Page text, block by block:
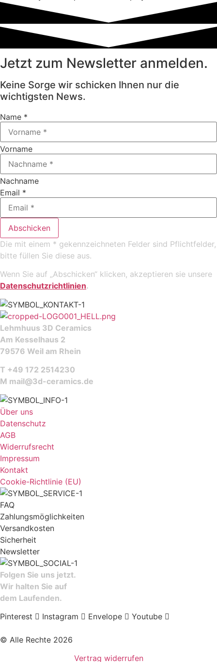
Jetzt zum Newsletter anmelden.
Keine Sorge wir schicken Ihnen nur die
wichtigsten News.
Name *
Vorname
Nachname
Email *
Abschicken
Die mit einem * gekennzeichneten Felder sind Pflichtfelder,
bitte füllen Sie diese aus.
Wenn Sie auf „Abschicken“ klicken, akzeptieren sie unsere
Datenschutzrichtlinien.
Lehmhuus 3D Ceramics
Am Kesselhaus 2
79576 Weil am Rhein
T +49 172 2514230
M mail@3d-ceramics.de
Über uns
Datenschutz
AGB
Widerrufsrecht
Impressum
Kontakt
Cookie-Richtlinie (EU)
FAQ
Zahlungsmöglichkeiten
Versandkosten
Sicherheit
Newsletter
Folgen Sie uns jetzt.
Wir halten Sie auf
dem Laufenden.
Pinterest
Instagram Envelope Youtube
© Alle Rechte 2026
Vertrag widerrufen